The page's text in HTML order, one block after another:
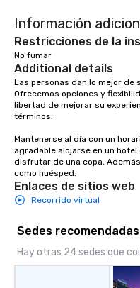
Información
Restricciones de la
No fumar
Additional details
Las personas dan lo mejor de
Ofrecemos opciones y
libertad de mejorar su
términos.
Mantenerse al día con un
agradable alojarse en un
disfrutar de una copa.
como huésped.
Enlaces de sitios web
Recorrido virtual
Sedes recomendadas
Hay otras 24 sedes que